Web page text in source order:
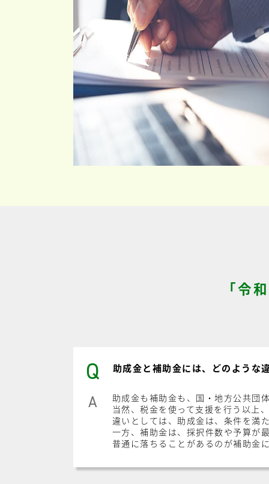
「令
Q 助成金と補助金には、どのような
A
助成金も補助金も、国・地方公共団
当然、税金を使って支援を行う以上
違いとしては、助成金は、条件を満
一方、補助金は、採択件数や予算が
普通に落ちることがあるのが補助金